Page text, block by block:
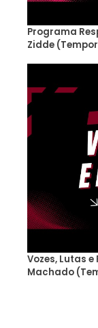
Programa
Zidde
Vozes, Lutas
Machado